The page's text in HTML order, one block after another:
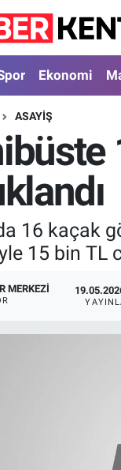
Ekonomi
ASAYIŞ
16 kaçak
15 bin TL
MERKEZI
ve Fikstür